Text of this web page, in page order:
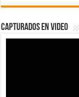
Capturados en Video